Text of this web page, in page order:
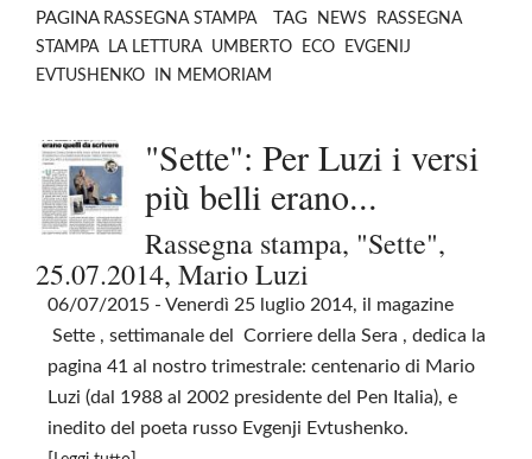
PAGINA RASSEGNA STAMPA TAG NEWS
RASSEGNA
STAMPA
LA LETTURA UMBERTO ECO
EVGENIJ
EVTUSHENKO
IN MEMORIAM
"Sette": Per Luzi i versi
più belli erano...
Rassegna stampa, "Sette",
25.07.2014, Mario Luzi
06/07/2015 - Venerdì 25 luglio 2014, il magazine
Sette , settimanale del Corriere della Sera , dedica la
pagina 41 al nostro trimestrale: centenario di Mario
Luzi (dal 1988 al 2002 presidente del Pen Italia), e
inedito del poeta russo Evgenji Evtushenko.